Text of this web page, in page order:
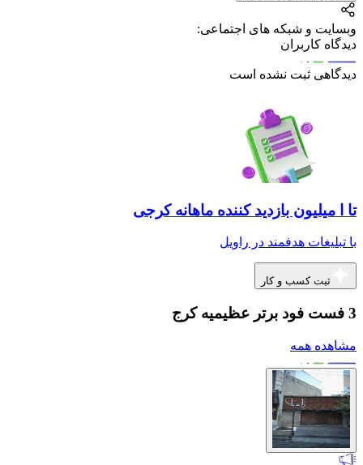
وبسایت و شبکه های اجتماعی:
دیدگاه کاربران
دیدگاهی ثبت نشده است
تا ا میلیون بازدید کننده ماهانه کرجی
با تبلیغات هدفمند در راویل
ثبت کسب و کار
3 فست فود برتر عظیمیه کرج
مشاهده همه